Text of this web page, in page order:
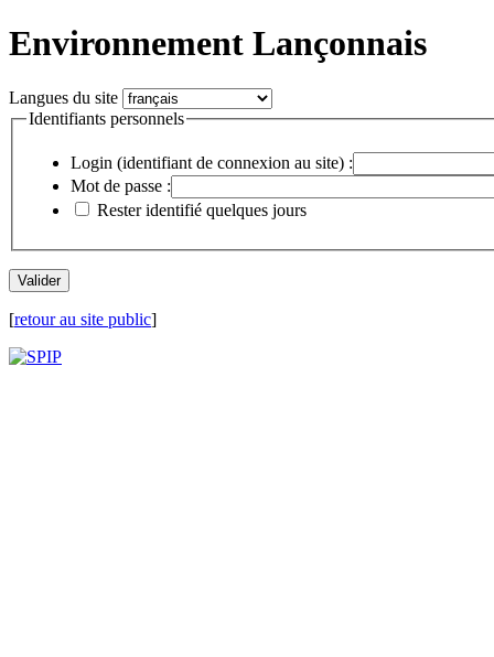
Environnement Lançonnais
Langues du site
Identifiants personnels
Login (identifiant de connexion au site) :
Mot de passe :
Rester identifié quelques jours
[retour au site public]